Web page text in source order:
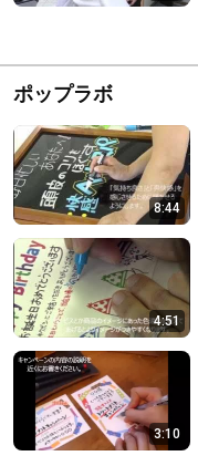
ポップラボ
8:44
4:51
3:10